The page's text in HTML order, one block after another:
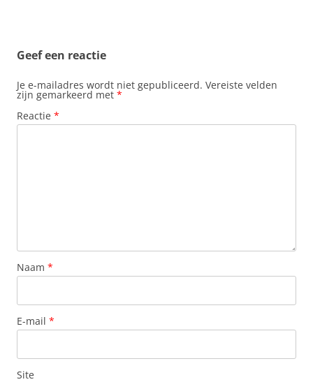
Geef een reactie
Je e-mailadres wordt niet gepubliceerd. Vereiste velden
zijn gemarkeerd met *
Reactie *
Naam *
E-mail *
Site